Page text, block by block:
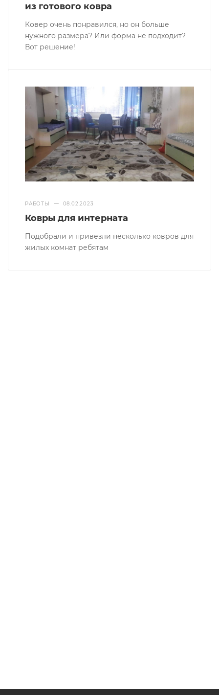
из готового ковра
Ковер очень понравился, но он больше
нужного размера? Или форма не подходит?
Вот решение!
РАБОТЫ — 08.02.2023
Ковры для интерната
Подобрали и привезли несколько ковров для
жилых комнат ребятам